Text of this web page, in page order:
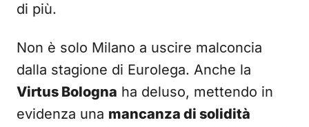
di più.
Non è solo Milano a uscire malconcia
dalla stagione di Eurolega. Anche la
Virtus Bologna ha deluso, mettendo in
evidenza una mancanza di solidità